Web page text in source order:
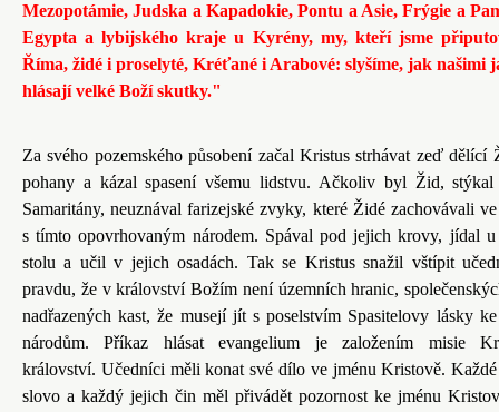
Mezopotámie, Judska a Kapadokie, Pontu a Asie, Frýgie a
Egypta a lybijského kraje u Kyrény, my, kteří jsme
Říma, židé i proselyté, Kréťané i Arabové: slyšíme, jak našimi
hlásají velké Boží skutky."
Za svého pozemského působení začal Kristus strhávat zeď dělící
pohany a kázal spasení všemu lidstvu. Ačkoliv byl Žid, stýkal
Samaritány, neuznával farizejské zvyky, které Židé zachovávali
s tímto opovrhovaným národem. Spával pod jejich krovy, jídal
stolu a učil v jejich osadách. Tak se Kristus snažil vštípit
pravdu, že v království Božím není územních hranic,
nadřazených kast, že musejí jít s poselstvím Spasitelovy lásky
národům. Příkaz hlásat evangelium je založením misie
království. Učedníci měli konat své dílo ve jménu Kristově.
slovo a každý jejich čin měl přivádět pozornost ke jménu